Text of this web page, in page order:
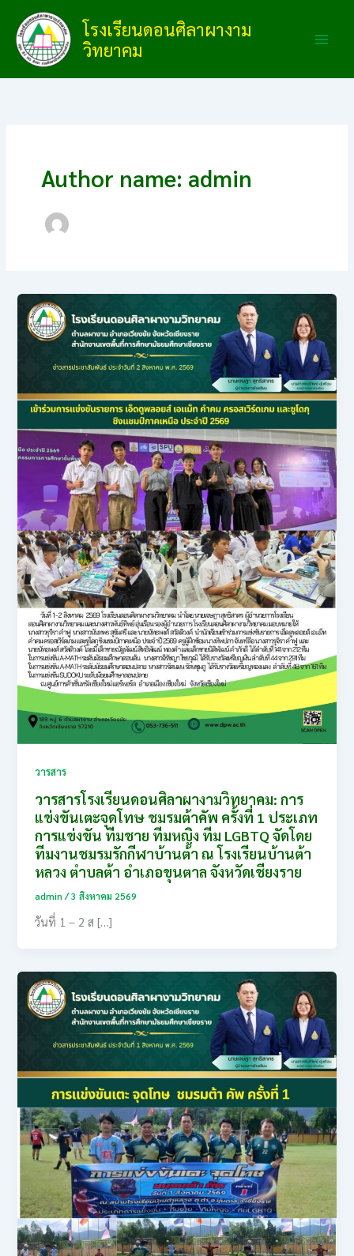
content
โรงเรียนดอนศิลาผางาม
วิทยาคม
Author name: admin
วารสาร
วารสารโรงเรียนดอนศิลาผางามวิทยาคม: การ
แข่งขันเตะจุดโทษ ชมรมต้าคัพ ครั้งที่ 1 ประเภท
การแข่งขัน ทีมชาย ทีมหญิง ทีม LGBTQ จัดโดย
ทีมงานชมรมรักกีฬาบ้านต้า ณ โรงเรียนบ้านต้า
หลวง ตำบลต้า อำเภอขุนตาล จังหวัดเชียงราย
admin/3 สิงหาคม 2569
วันที่ 1 – 2 ส […]